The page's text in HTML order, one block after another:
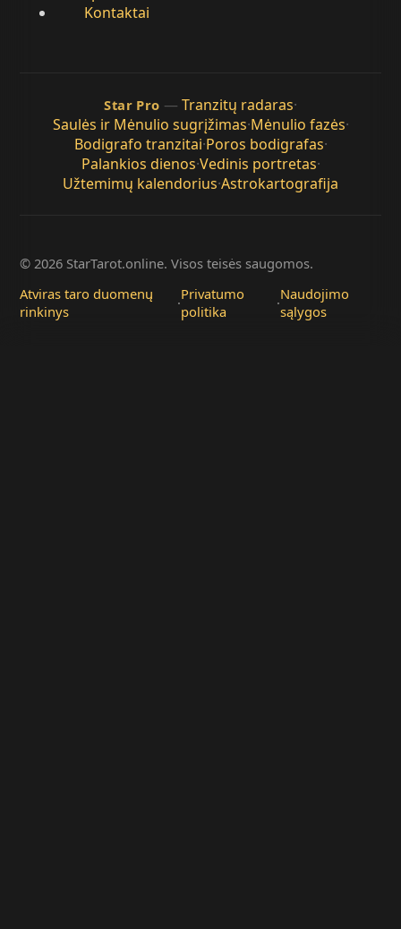
Kontaktai
Star Pro — Tranzitų radaras·
Saulės ir Mėnulio sugrįžimas·Mėnulio fazės·
Bodigrafo tranzitai·Poros bodigrafas·
Palankios dienos·Vedinis portretas·
Užtemimų kalendorius·Astrokartografija
© 2026 StarTarot.online. Visos teisės saugomos.
Atviras taro duomenų
rinkinys
·Privatumo
politika
·Naudojimo
sąlygos